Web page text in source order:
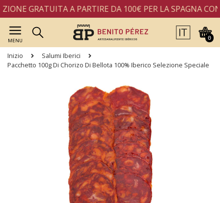
GRATUITA A PARTIRE DA 100€ PER LA SPAGNA
MENU 0
Inizio
Salumi Iberici
Pacchetto 100g Di Chorizo Di Bellota 100% Iberico Selezione Speciale